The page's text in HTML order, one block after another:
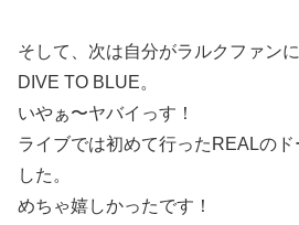
そして、次は自分がラルクファン
DIVE TO BLUE。
いやぁ〜ヤバイっす！
ライブでは初めて行ったREALのド
した。
めちゃ嬉しかったです！